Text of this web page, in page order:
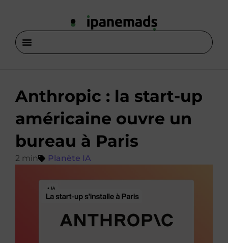
Anthropic : la start-up
américaine ouvre un
bureau à Paris
Planète IA